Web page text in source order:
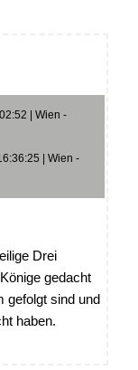
| Wien -
| Wien -
Drei
gedacht
gefolgt sind und
haben.